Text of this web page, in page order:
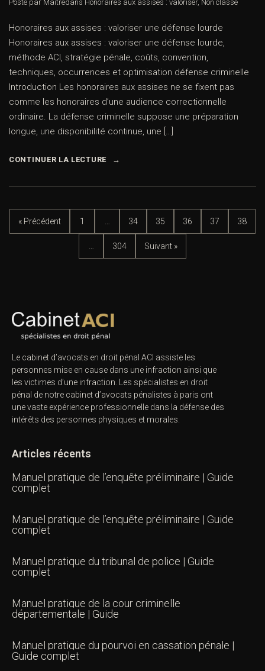
Posté par Maîtredans Honoraires aux assises : valoriser, Non classé
Honoraires aux assises : valoriser une défense lourde
Honoraires aux assises : valoriser une défense lourde,
méthode ACI, stratégie pénale, coûts, convention,
techniques, occurrences et optimisation défense criminelle
Introduction Les honoraires aux assises ne se fixent pas
comme les honoraires d’une audience correctionnelle
ordinaire. La défense criminelle suppose une préparation
longue, une disponibilité continue, une […]
CONTINUER LA LECTURE
« Précédent 1 34 35 36 37 38
304 Suivant »
Le cabinet d’avocats en droit pénal ACI assiste les
personnes mise en cause dans une infraction ainsi que
les victimes d’une infraction. Les spécialistes en droit
pénal de notre cabinet d’avocats pénalistes à paris ont
une vaste expérience professionnelle dans la défense des
intérêts des personnes physiques et morales.
Articles récents
Manuel pratique de l’enquête préliminaire | Guide
complet
Manuel pratique de l’enquête préliminaire | Guide
complet
Manuel pratique du tribunal de police | Guide
complet
Manuel pratique de la cour criminelle
départementale | Guide
Manuel pratique du pourvoi en cassation pénale |
Guide complet